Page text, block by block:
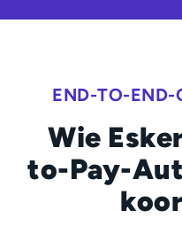
END-TO-END-
Wie
to-Pay-